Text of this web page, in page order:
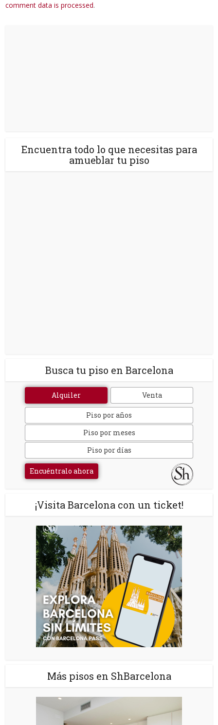
comment data is processed.
Encuentra todo lo que necesitas para
amueblar tu piso
Busca tu piso en Barcelona
Alquiler Venta
Piso por años
Piso por meses
Piso por días
Encuéntralo ahora
¡Visita Barcelona con un ticket!
Más pisos en ShBarcelona